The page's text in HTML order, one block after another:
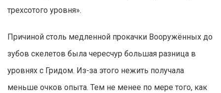
трехсотого уровня».
Причиной столь медленной прокачки Вооружённых до
зубов скелетов была чересчур большая разница в
уровнях с Гридом. Из-за этого нежить получала
меньше очков опыта. Тем не менее по мере того, как